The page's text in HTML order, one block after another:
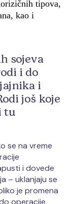
tipova,
kao i
sojeva
i do
i
još koje
tu
se na vreme
i dovede
– uklanjaju se
je promena